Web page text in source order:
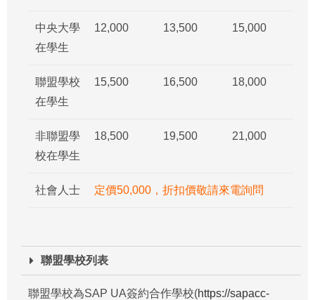
中央大學
在學生
12,000 13,500 15,000
聯盟學校
在學生
15,500 16,500 18,000
非聯盟學
校在學生
18,500 19,500 21,000
社會人士 定價50,000，折扣價敬請來電詢問
聯盟學校列表
聯盟學校為SAP UA簽約合作學校(https://sapacc-